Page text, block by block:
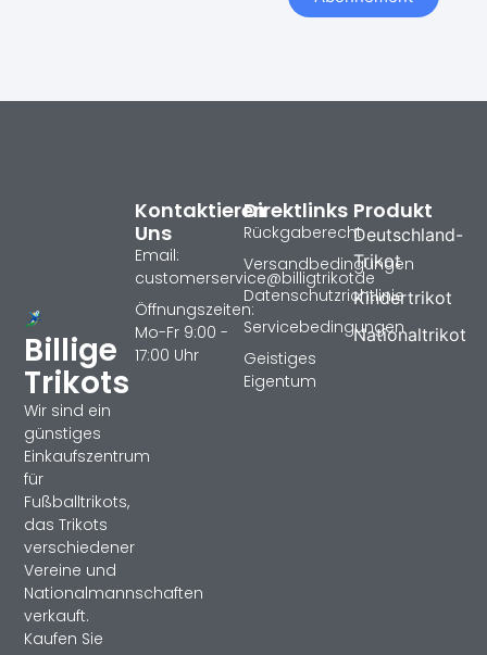
Billige
Trikots
Wir sind ein
günstiges
Einkaufszentrum
für
Fußballtrikots,
das Trikots
verschiedener
Vereine und
Nationalmannschaften
verkauft.
Kaufen Sie
Produkt
Deutschland-
Trikot
Kindertrikot
Nationaltrikot
Direktlinks
Rückgaberecht
Versandbedingungen
Datenschutzrichtlinie
Servicebedingungen
Geistiges
Eigentum
Kontaktieren
Uns
Email:
customerservice@billigtrikotde
Öffnungszeiten:
Mo-Fr 9:00 -
17:00 Uhr